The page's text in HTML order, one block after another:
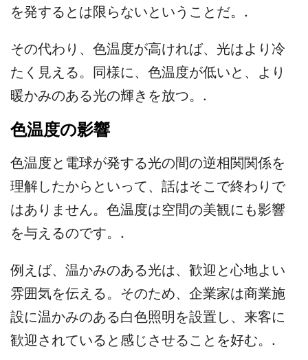
を発するとは限らないということだ。.
その代わり、色温度が高ければ、光はより冷
たく見える。同様に、色温度が低いと、より
暖かみのある光の輝きを放つ。.
色温度の影響
色温度と電球が発する光の間の逆相関関係を
理解したからといって、話はそこで終わりで
はありません。色温度は空間の美観にも影響
を与えるのです。.
例えば、温かみのある光は、歓迎と心地よい
雰囲気を伝える。そのため、企業家は商業施
設に温かみのある白色照明を設置し、来客に
歓迎されていると感じさせることを好む。.